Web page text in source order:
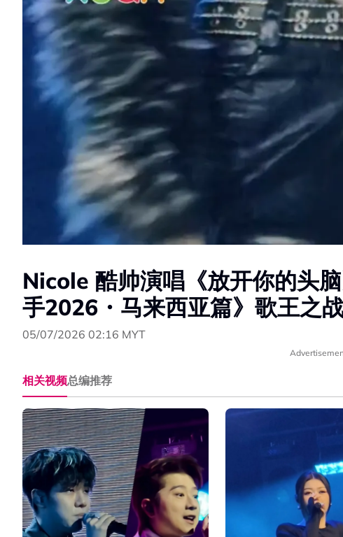
Nicole 酷帅演唱《放开你的头
手2026・马来西亚篇》歌王之
05/07/2026 02:16 MYT
相关视频总编推荐